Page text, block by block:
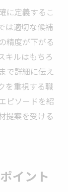
に定義するこ
は適切な候補
精度が下がる
キルはもちろ
で詳細に伝え
を重視する職
ピソードを紹
提案を受ける
イント